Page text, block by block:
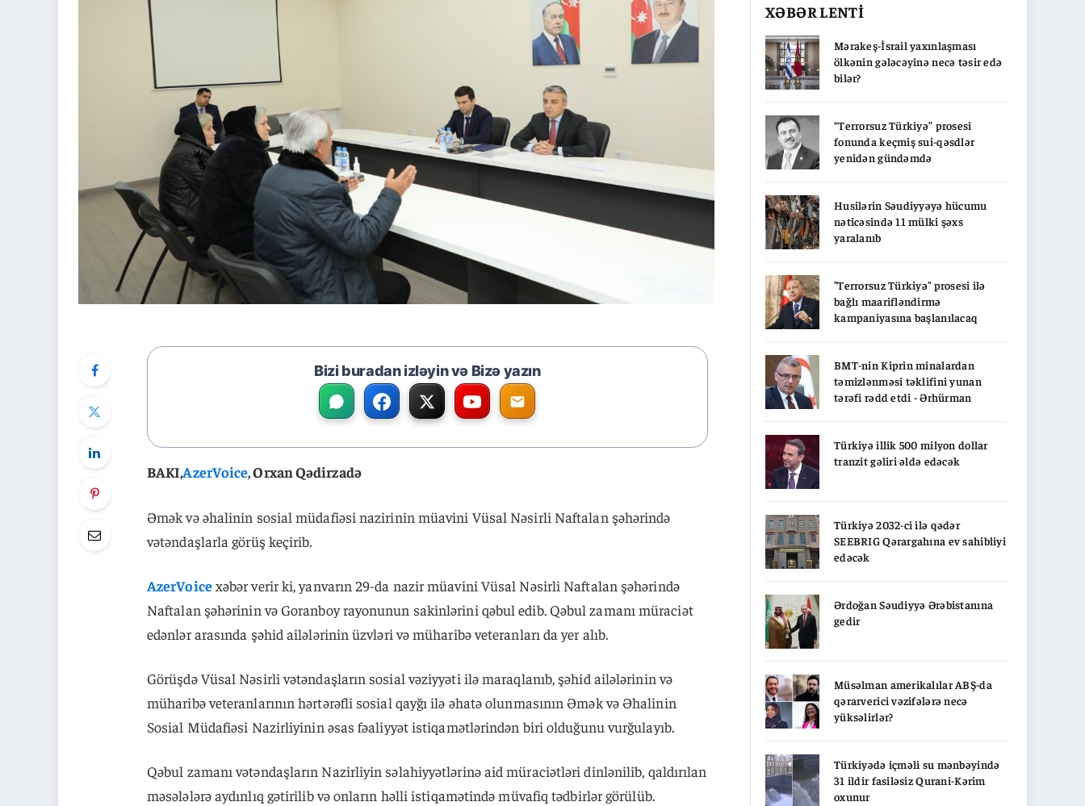
Bizi buradan izləyin və Bizə yazın
BAKI,AzerVoice, Orxan Qədirzadə
Əmək və əhalinin sosial müdafiəsi nazirinin müavini Vüsal Nəsirli Naftalan şəhərində
vətəndaşlarla görüş keçirib.
AzerVoicexəbər verir ki, yanvarın 29-da nazir müavini Vüsal Nəsirli Naftalan şəhərində
Naftalan şəhərinin və Goranboy rayonunun sakinlərini qəbul edib. Qəbul zamanı müraciət
edənlər arasında şəhid ailələrinin üzvləri və müharibə veteranları da yer alıb.
Görüşdə Vüsal Nəsirli vətəndaşların sosial vəziyyəti ilə maraqlanıb, şəhid ailələrinin və
müharibə veteranlarının hərtərəfli sosial qayğı ilə əhatə olunmasının Əmək və Əhalinin
Sosial Müdafiəsi Nazirliyinin əsas fəaliyyət istiqamətlərindən biri olduğunu vurğulayıb.
Qəbul zamanı vətəndaşların Nazirliyin səlahiyyətlərinə aid müraciətləri dinlənilib, qaldırılan
məsələlərə aydınlıq gətirilib və onların həlli istiqamətində müvafiq tədbirlər görülüb.
XƏBƏR LENTİ
Mərakeş-İsrail yaxınlaşması
ölkənin gələcəyinə necə təsir edə
bilər?
“Terrorsuz Türkiyə” prosesi
fonunda keçmiş sui-qəsdlər
yenidən gündəmdə
Husilərin Səudiyyəyə hücumu
nəticəsində 11 mülki şəxs
yaralanıb
"Terrorsuz Türkiyə" prosesi ilə
bağlı maarifləndirmə
kampaniyasına başlanılacaq
BMT-nin Kiprin minalardan
təmizlənməsi təklifini yunan
tərəfi rədd etdi - Ərhürman
Türkiyə illik 500 milyon dollar
tranzit gəliri əldə edəcək
Türkiyə 2032-ci ilə qədər
SEEBRIG Qərargahına ev sahibliyi
edəcək
Ərdoğan Səudiyyə Ərəbistanına
gedir
Müsəlman amerikalılar ABŞ-da
qərarverici vəzifələrə necə
yüksəlirlər?
Türkiyədə içməli su mənbəyində
31 ildir fasiləsiz Qurani-Kərim
oxunur